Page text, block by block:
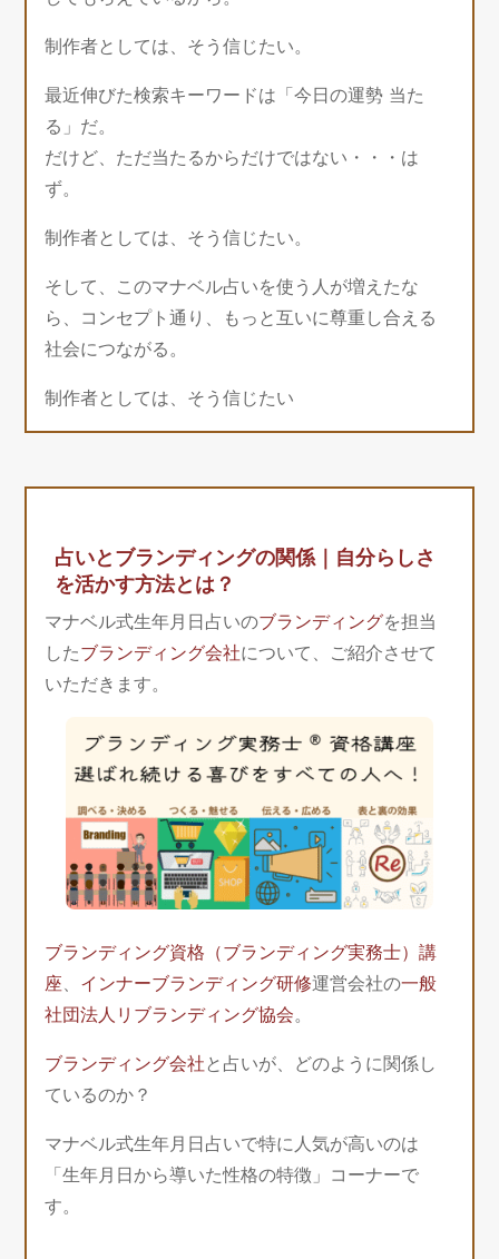
制作者としては、そう信じたい。
最近伸びた検索キーワードは「今日の運勢 当た
る」だ。
だけど、ただ当たるからだけではない・・・は
ず。
制作者としては、そう信じたい。
そして、このマナベル占いを使う人が増えたな
ら、コンセプト通り、もっと互いに尊重し合える
社会につながる。
制作者としては、そう信じたい
占いとブランディングの関係｜自分らしさ
を活かす方法とは？
マナベル式生年月日占いのブランディングを担当
したブランディング会社について、ご紹介させて
いただきます。
ブランディング資格（ブランディング実務士）講
座、 インナーブランディング研修運営会社の一般
社団法人リブランディング協会。
ブランディング会社 と占いが、どのように関係し
ているのか？
マナベル式生年月日占いで特に人気が高いのは
「生年月日から導いた性格の特徴」コーナーで
す。